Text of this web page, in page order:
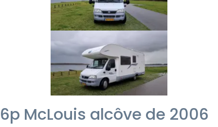
6p McLouis alcôve de 2006